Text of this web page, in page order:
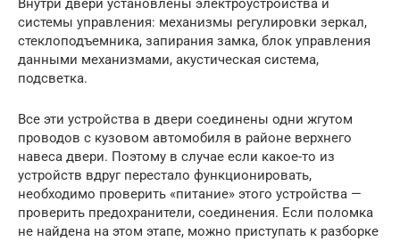
Внутри двери установлены электроустройства и
системы управления: механизмы регулировки зеркал,
стеклоподъемника, запирания замка, блок управления
данными механизмами, акустическая система,
подсветка.
Все эти устройства в двери соединены одни жгутом
проводов с кузовом автомобиля в районе верхнего
навеса двери. Поэтому в случае если какое-то из
устройств вдруг перестало функционировать,
необходимо проверить «питание» этого устройства —
проверить предохранители, соединения. Если поломка
не найдена на этом этапе, можно приступать к разборке